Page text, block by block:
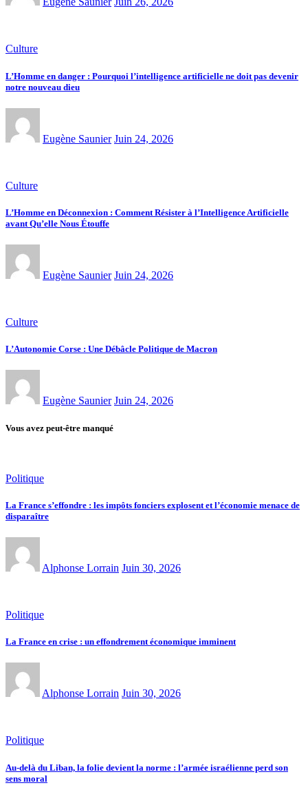
Culture
L’Homme en danger : Pourquoi l’intelligence artificielle ne doit pas devenir
notre nouveau dieu
Eugène Saunier Juin 24, 2026
Culture
L’Homme en Déconnexion : Comment Résister à l’Intelligence Artificielle
avant Qu’elle Nous Étouffe
Eugène Saunier Juin 24, 2026
Culture
L’Autonomie Corse : Une Débâcle Politique de Macron
Eugène Saunier Juin 24, 2026
Vous avez peut-être manqué
Politique
La France s’effondre : les impôts fonciers explosent et l’économie menace de
disparaître
Alphonse Lorrain Juin 30, 2026
Politique
La France en crise : un effondrement économique imminent
Alphonse Lorrain Juin 30, 2026
Politique
Au-delà du Liban, la folie devient la norme : l’armée israélienne perd son
sens moral